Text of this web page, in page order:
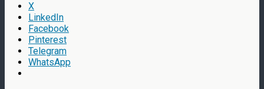
X
LinkedIn
Facebook
Pinterest
Telegram
WhatsApp